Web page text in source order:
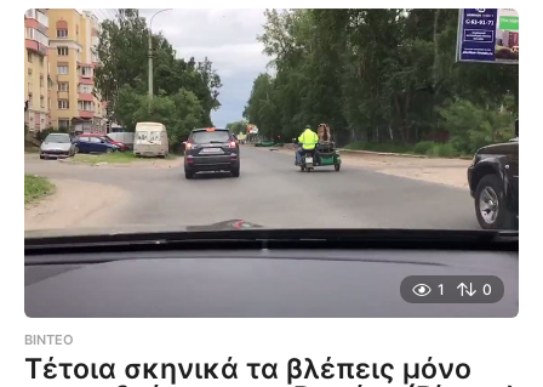
1 0
ΒΊΝΤΕΟ
Τέτοια σκηνικά τα βλέπεις μόνο